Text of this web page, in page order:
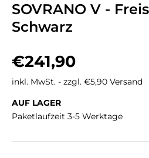
SOVRANO V -
Schwarz
Normaler Preis
€241,90
inkl. MwSt. - zzgl. €5,90 Versand
AUF LAGER
Paketlaufzeit 3-5 Werktage